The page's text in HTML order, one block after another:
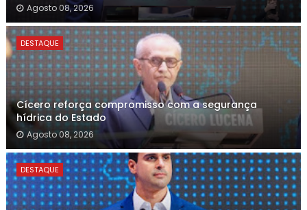
Agosto 08, 2026
DESTAQUE
Cícero reforça compromisso com a segurança
hídrica do Estado
Agosto 08, 2026
DESTAQUE